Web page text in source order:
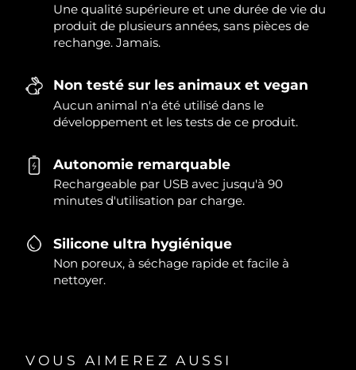
Une qualité supérieure et une durée de vie du
produit de plusieurs années, sans pièces de
rechange. Jamais.
Non testé sur les animaux et vegan
Aucun animal n'a été utilisé dans le
développement et les tests de ce produit.
Autonomie remarquable
Rechargeable par USB avec jusqu'à 90
minutes d'utilisation par charge.
Silicone ultra hygiénique
Non poreux, à séchage rapide et facile à
nettoyer.
VOUS AIMEREZ AUSSI